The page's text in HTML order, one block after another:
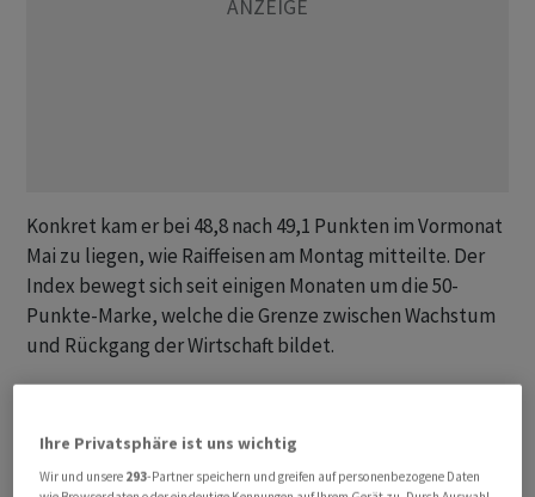
Konkret kam er bei 48,8 nach 49,1 Punkten im Vormonat
Mai zu liegen, wie Raiffeisen am Montag mitteilte. Der
Index bewegt sich seit einigen Monaten um die 50-
Punkte-Marke, welche die Grenze zwischen Wachstum
und Rückgang der Wirtschaft bildet.
steigenden Auftragsbestand melden, hiess es weiter.
Ihre Privatsphäre ist uns wichtig
Wir und unsere 293-Partner speichern und greifen auf personenbezogene Daten